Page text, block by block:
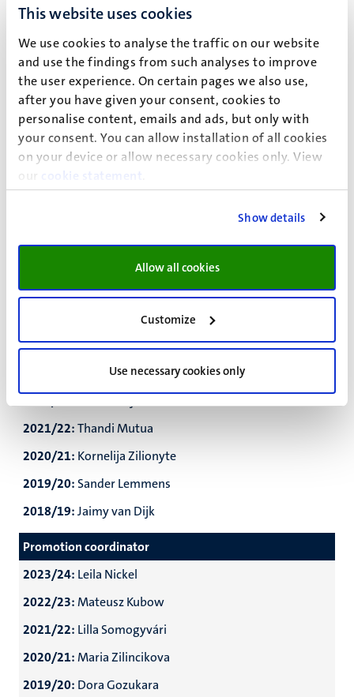
This website uses cookies
We use cookies to analyse the traffic on our website
and use the findings from such analyses to improve
the user experience. On certain pages we also use,
after you have given your consent, cookies to
personalise content, emails and ads, but only with
your consent. You can allow installation of all cookies
on your device or allow necessary cookies only. View
our
cookie statement
Show details
Allow all cookies
Customize
Use necessary cookies only
2020/21:
Sara Fornasiero
2019/20:Hector Rubin
2018/19:Arianna De Petris
Vice team leader
2023/24:
Pavlina Papageorgiou
Treasurer
Laura Tardivo
2021/22:Thandi Mutua
2020/21: Kornelija Zilionyte
2019/20:Sander Lemmens
2018/19:Jaimy van Dijk
Promotion coordinator
2023/24: Leila Nickel
2022/23:Mateusz Kubow
2021/22: Lilla Somogyvári
2020/21:Maria Zilincikova
2019/20: Dora Gozukara